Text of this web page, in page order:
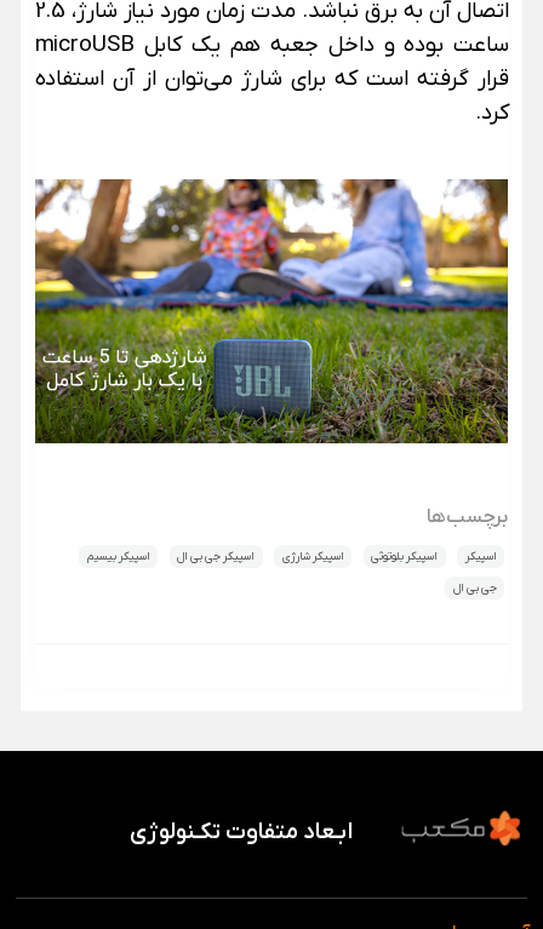
اتصال آن به برق نباشد. مدت زمان مورد نیاز شارژ، 2.5
ساعت بوده و داخل جعبه هم یک کابل microUSB
قرار گرفته است که برای شارژ می‌توان از آن استفاده
کرد.
برچسب‌ها
اسپیکر اسپیکر بلوتوثی اسپیکر شارژی اسپیکر جی بی ال
اسپیکر بیسیم
جی بی ال
ابـعاد متفاوت تکـنولوژی